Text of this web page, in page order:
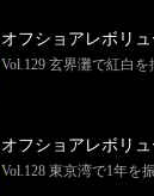
オフショアレボリ
Vol.129 玄界灘で紅白を
オフショアレボリ
Vol.128 東京湾で1年を